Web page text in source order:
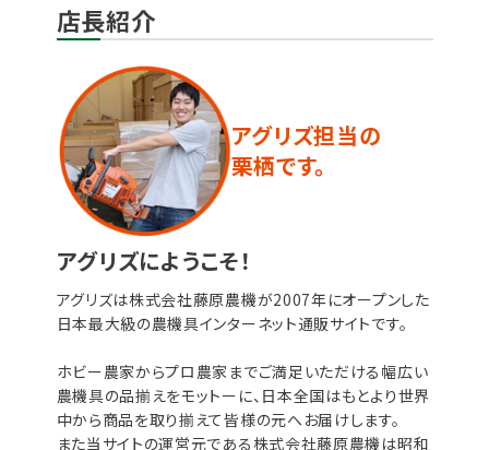
店長紹介
アグリズ担当の
栗栖です。
アグリズにようこそ！
アグリズは株式会社藤原農機が2007年にオープンした
日本最大級の農機具インターネット通販サイトです。
ホビー農家からプロ農家までご満足いただける幅広い
農機具の品揃えをモットーに、日本全国はもとより世界
中から商品を取り揃えて皆様の元へお届けします。
また当サイトの運営元である株式会社藤原農機は昭和